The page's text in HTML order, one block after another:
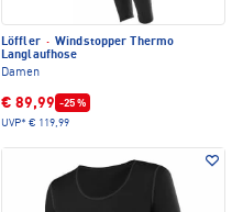
Löffler · Windstopper Thermo
Langlaufhose
Damen
€ 89,99 -25 %
UVP* € 119,99